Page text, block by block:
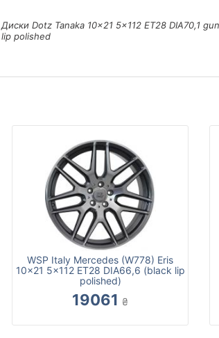
Диски Dotz Tanaka 10x21 5x112 ET28 DIA70,1
lip polished
WSP Italy Mercedes (W778) Eris
10x21 5x112 ET28 DIA66,6 (black lip
polished)
19061 ₴